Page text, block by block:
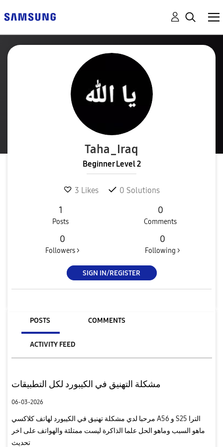
Taha_Iraq
Beginner Level 2
3 Likes 0 Solutions
1
Posts
0
Comments
0
Followers >
0
Following >
SIGN IN/REGISTER
POSTS COMMENTS
ACTIVITY FEED
مشكلة التهنيق في الكيبورد لكل التطبيقات
06-03-2026
مرحبا لدي مشكلة تهنيق في الكيبورد لهاتف كلاكسي A56 و S25 الترا
ماهو السبب وماهو الحل علما الذاكرة ليست ممتلئة والهواتف على اخر
تحديث